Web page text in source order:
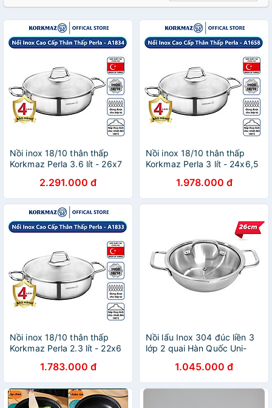
Nồi inox 18/10 thân thấp
Korkmaz Perla 3.6 lít - 26x7
2.291.000 đ
Nồi inox 18/10 thân thấp
Korkmaz Perla 3 lít - 24x6,5
1.978.000 đ
Nồi inox 18/10 thân thấp
Korkmaz Perla 2.3 lít - 22x6
1.783.000 đ
Nồi lẩu Inox 304 đúc liền 3
lớp 2 quai Hàn Quốc Uni-
1.045.000 đ